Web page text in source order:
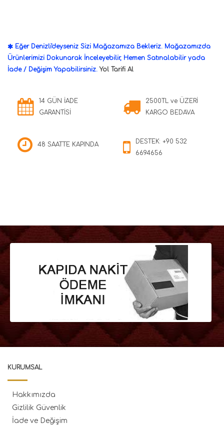
Eğer Denizli'deyseniz Sizi Mağazamıza Bekleriz. Mağazamızda
Ürünlerimizi Dokunarak İnceleyebilir, Hemen Satınalabilir yada
İade / Değişim Yapabilirsiniz.Yol Tarifi Al
14 GÜN İADE
GARANTİSİ
2500TL ve ÜZERİ
KARGO BEDAVA
48 SAATTE KAPINDA
DESTEK: +90 532
6694656
KURUMSAL
Hakkımızda
Gizlilik Güvenlik
İade ve Değişim